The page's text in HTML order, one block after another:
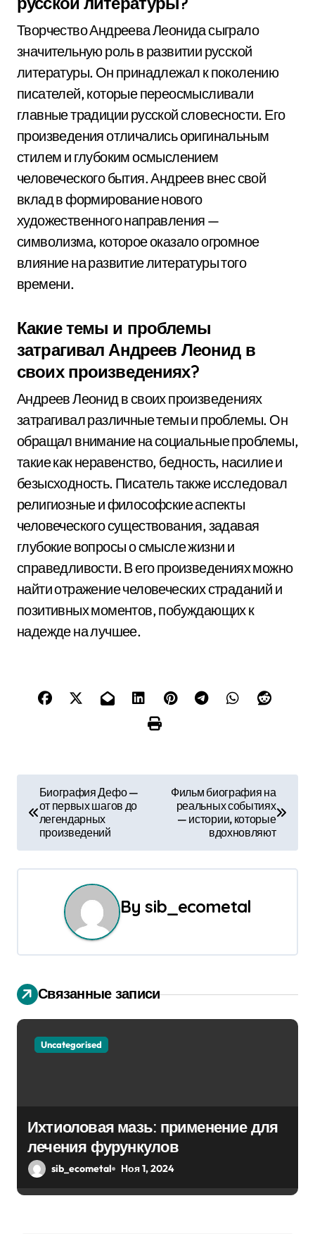
Творчество Андреева Леонида сыграло
значительную роль в развитии русской
литературы. Он принадлежал к поколению
писателей, которые переосмысливали
главные традиции русской словесности. Его
произведения отличались оригинальным
стилем и глубоким осмыслением
человеческого бытия. Андреев внес свой
вклад в формирование нового
художественного направления —
символизма, которое оказало огромное
влияние на развитие литературы того
времени.
Какие темы и проблемы
затрагивал Андреев Леонид в
своих произведениях?
Андреев Леонид в своих произведениях
затрагивал различные темы и проблемы. Он
обращал внимание на социальные проблемы,
такие как неравенство, бедность, насилие и
безысходность. Писатель также исследовал
религиозные и философские аспекты
человеческого существования, задавая
глубокие вопросы о смысле жизни и
справедливости. В его произведениях можно
найти отражение человеческих страданий и
позитивных моментов, побуждающих к
надежде на лучшее.
в
и
ц
и
я
п
и
Биография Дефо —
от первых шагов до
легендарных
произведений
Фильм биография на
реальных событиях
— истории, которые
вдохновляют
Bysib_ecometal
Связанные записи
Uncategorised
Ихтиоловая мазь: применение для
лечения фурункулов
sib_ecometal Ноя 1, 2024